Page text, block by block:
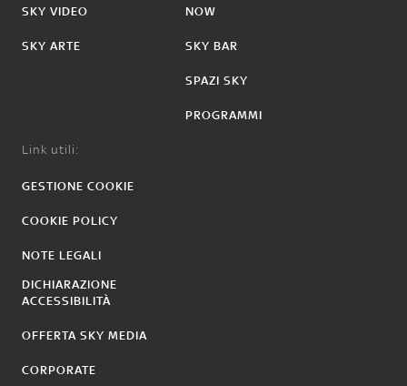
SKY VIDEO
SKY ARTE
NOW
SKY BAR
SPAZI SKY
PROGRAMMI
Link utili:
GESTIONE COOKIE
COOKIE POLICY
NOTE LEGALI
DICHIARAZIONE
ACCESSIBILITÀ
OFFERTA SKY MEDIA
CORPORATE